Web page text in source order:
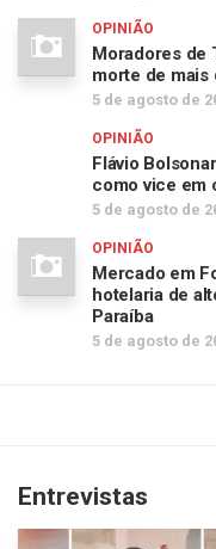
OPINIÃO
Moradores de
morte de mais
5 de agosto de
OPINIÃO
Flávio
como vice em
5 de agosto de
OPINIÃO
Mercado em
hotelaria de
Paraíba
5 de agosto de
Entrevistas